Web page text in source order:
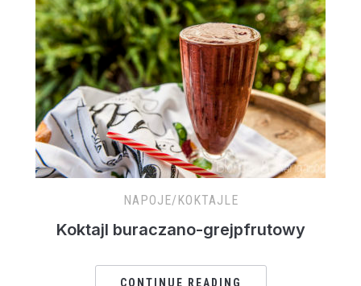
NAPOJE/KOKTAJLE
Koktajl buraczano-grejpfrutowy
CONTINUE READING